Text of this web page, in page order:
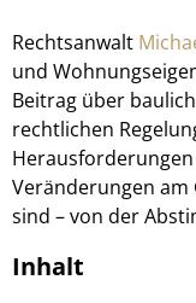
Rechtsanwalt
und
Beitrag über
rechtlichen
Veränderungen
sind – von der
Inhalt